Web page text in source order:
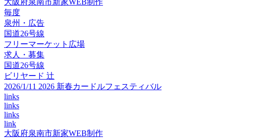
毎度
泉州・広告
国道26号線
フリーマーケット広場
求人・募集
国道26号線
ビリヤード 辻
2026/1/11 2026 新春カードルフェスティバル
links
links
links
link
大阪府泉南市新家WEB制作